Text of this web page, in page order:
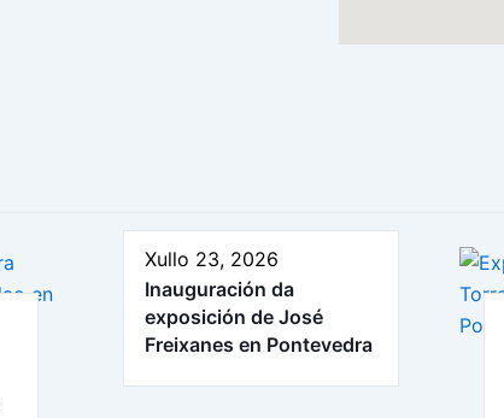
Xullo 23, 2026
Inauguración da
exposición de José
Freixanes en Pontevedra